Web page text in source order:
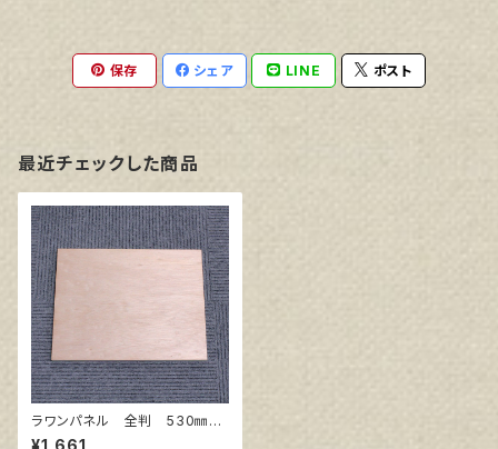
保存 シェア LINE ポスト
最近チェックした商品
ラワンパネル 全判 530㎜×4
20㎜
¥1,661